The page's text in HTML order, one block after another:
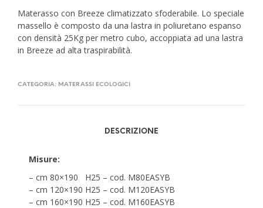
Materasso con Breeze climatizzato sfoderabile. Lo speciale
massello è composto da una lastra in poliuretano espanso
con densità 25Kg per metro cubo, accoppiata ad una lastra
in Breeze ad alta traspirabilità.
CATEGORIA: MATERASSI ECOLOGICI
DESCRIZIONE
Misure:
– cm 80×190 H25 – cod. M80EASYB
– cm 120×190 H25 – cod. M120EASYB
– cm 160×190 H25 – cod. M160EASYB